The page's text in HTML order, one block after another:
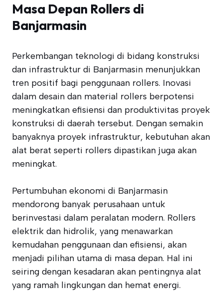
Masa Depan Rollers di
Banjarmasin
Perkembangan teknologi di bidang konstruksi
dan infrastruktur di Banjarmasin menunjukkan
tren positif bagi penggunaan rollers. Inovasi
dalam desain dan material rollers berpotensi
meningkatkan efisiensi dan produktivitas proyek
konstruksi di daerah tersebut. Dengan semakin
banyaknya proyek infrastruktur, kebutuhan akan
alat berat seperti rollers dipastikan juga akan
meningkat.
Pertumbuhan ekonomi di Banjarmasin
mendorong banyak perusahaan untuk
berinvestasi dalam peralatan modern. Rollers
elektrik dan hidrolik, yang menawarkan
kemudahan penggunaan dan efisiensi, akan
menjadi pilihan utama di masa depan. Hal ini
seiring dengan kesadaran akan pentingnya alat
yang ramah lingkungan dan hemat energi.